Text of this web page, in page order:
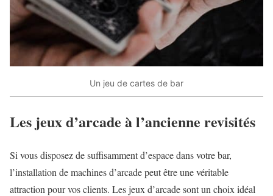
Un jeu de cartes de bar
Les jeux d’arcade à l’ancienne revisités
Si vous disposez de suffisamment d’espace dans votre bar,
l’installation de machines d’arcade peut être une véritable
attraction pour vos clients. Les jeux d’arcade sont un choix idéal